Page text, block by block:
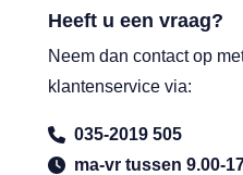
Heeft u een vraag?
Neem dan contact op
klantenservice via:
035-2019 505
ma-vr tussen 9.00-